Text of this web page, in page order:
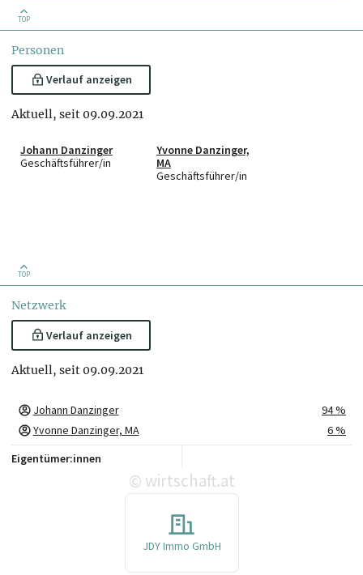
TOP
Personen
Verlauf anzeigen
Aktuell, seit 09.09.2021
Johann Danzinger
Geschäftsführer/in
Yvonne Danzinger,
MA
Geschäftsführer/in
TOP
Netzwerk
Verlauf anzeigen
Aktuell, seit 09.09.2021
Johann Danzinger
94 %
Yvonne Danzinger, MA
6 %
Eigentümer:innen
© wirtschaft.at
JDY Immo GmbH